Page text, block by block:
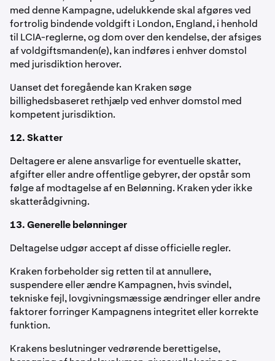
med denne Kampagne, udelukkende skal afgøres ved
fortrolig bindende voldgift i London, England, i henhold
til LCIA-reglerne, og dom over den kendelse, der afsiges
af voldgiftsmanden(e), kan indføres i enhver domstol
med jurisdiktion herover.
Uanset det foregående kan Kraken søge
billighedsbaseret rethjælp ved enhver domstol med
kompetent jurisdiktion.
12. Skatter
Deltagere er alene ansvarlige for eventuelle skatter,
afgifter eller andre offentlige gebyrer, der opstår som
følge af modtagelse af en Belønning. Kraken yder ikke
skatterådgivning.
13. Generelle belønninger
Deltagelse udgør accept af disse officielle regler.
Kraken forbeholder sig retten til at annullere,
suspendere eller ændre Kampagnen, hvis svindel,
tekniske fejl, lovgivningsmæssige ændringer eller andre
faktorer forringer Kampagnens integritet eller korrekte
funktion.
Krakens beslutninger vedrørende berettigelse,